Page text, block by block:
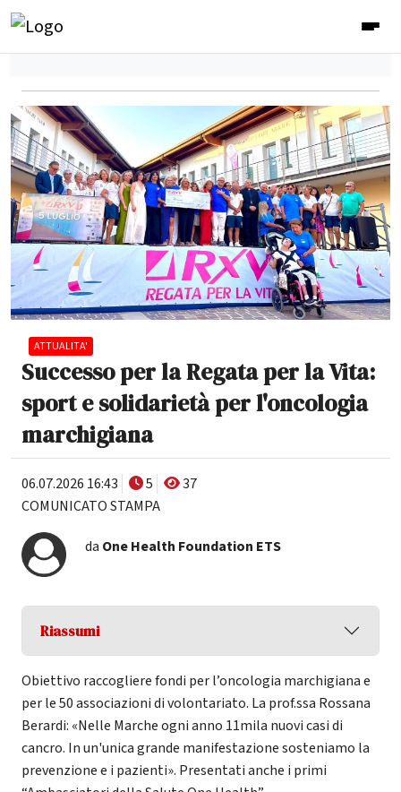
ATTUALITA'
Successo per la Regata per la Vita:
sport e solidarietà per l'oncologia
marchigiana
06.07.2026 16:43 5
37
COMUNICATO STAMPA
da One Health Foundation ETS
Riassumi
Obiettivo raccogliere fondi per l’oncologia marchigiana e
per le 50 associazioni di volontariato. La prof.ssa Rossana
Berardi: «Nelle Marche ogni anno 11mila nuovi casi di
cancro. In un'unica grande manifestazione sosteniamo la
prevenzione e i pazienti». Presentati anche i primi